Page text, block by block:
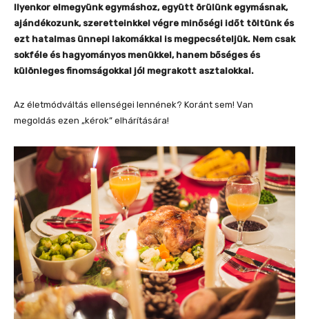
Ilyenkor elmegyünk egymáshoz, együtt örülünk egymásnak,
ajándékozunk, szeretteinkkel végre minőségi időt töltünk és
ezt hatalmas ünnepi lakomákkal is megpecsételjük. Nem csak
sokféle és hagyományos menükkel, hanem bőséges és
különleges finomságokkal jól megrakott asztalokkal.
Az életmódváltás ellenségei lennének? Koránt sem! Van
megoldás ezen „kérok” elhárítására!